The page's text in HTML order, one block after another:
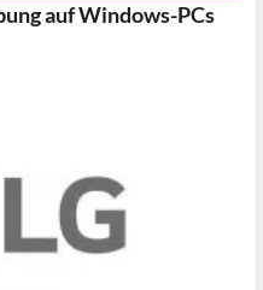
auf Windows-PCs